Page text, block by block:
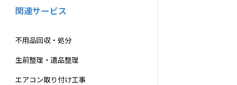
関連サービス
不用品回収・処分
生前整理・遺品整理
エアコン取り付け工事